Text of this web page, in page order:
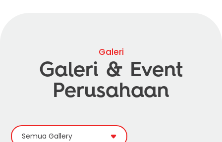
Galeri
Galeri & Event
Perusahaan
Semua Gallery